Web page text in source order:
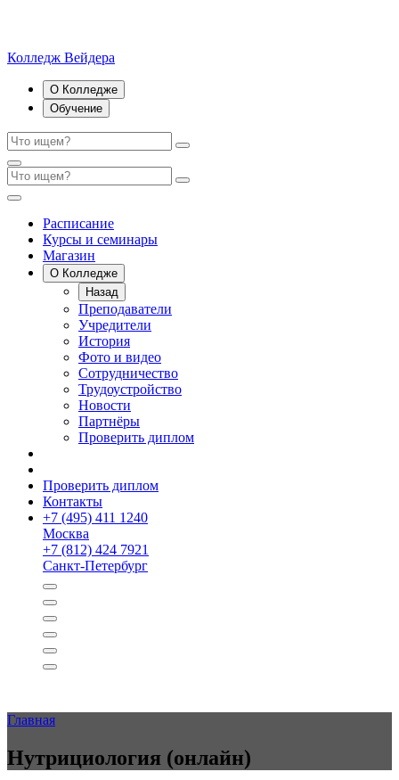
Колледж Вейдера
О Колледже
Обучение
Расписание
Курсы и семинары
Магазин
О Колледже
Назад
Преподаватели
Учредители
История
Фото и видео
Сотрудничество
Трудоустройство
Новости
Партнёры
Проверить диплом
Проверить диплом
Контакты
+7 (495) 411 1240
Москва
+7 (812) 424 7921
Санкт-Петербург
Главная
Нутрициология (онлайн)